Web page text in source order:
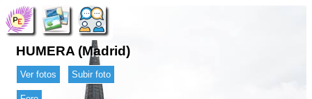
HUMERA (Madrid)
Ver fotos Subir foto